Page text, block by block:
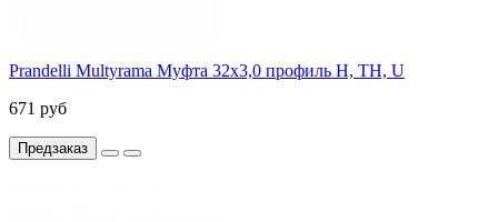
Prandelli Multyrama Муфта 32х3,0 профиль H, TH, U
671 руб
Предзаказ